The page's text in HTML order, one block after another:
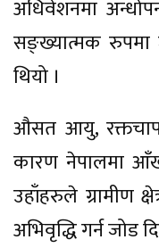
अधिवेशनमा
सङ्ख्यात्मक रुपमा
थियो ।
औसत आयु,
कारण नेपालमा
उहाँहरुले ग्रामीण
अभिवृद्धि गर्न जोड